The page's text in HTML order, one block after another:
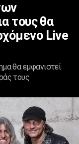
τους θα
Live
θα εμφανιστεί
τους